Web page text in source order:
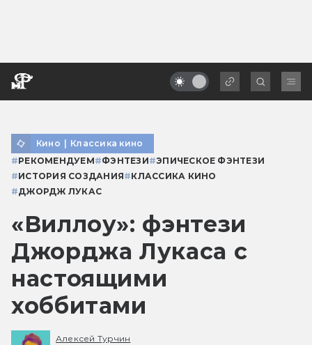
Кино | Классика кино
#РЕКОМЕНДУЕМ#ФЭНТЕЗИ#ЭПИЧЕСКОЕ ФЭНТЕЗИ
#ИСТОРИЯ СОЗДАНИЯ#КЛАССИКА КИНО
#ДЖОРДЖ ЛУКАС
«Виллоу»: фэнтези
Джорджа Лукаса с
настоящими
хоббитами
Алексей Турчин